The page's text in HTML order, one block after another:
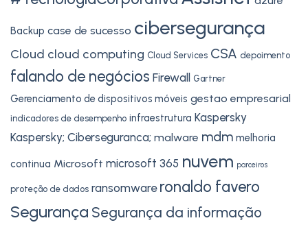
Backup case de sucesso cibersegurança
Cloud cloud computing Cloud Services CSA depoimento
falando de negócios Firewall Gartner
Gerenciamento de dispositivos móveis gestao empresarial
indicadores de desempenho infraestrutura Kaspersky
Kaspersky; Ciberseguranca; malware mdm melhoria
continua Microsoft microsoft 365 nuvem parceiros
proteção de dados ransomware ronaldo favero
Segurança Segurança da informação